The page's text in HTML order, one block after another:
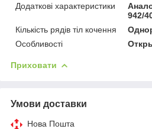
Додаткові характеристики
942/
Кількість рядів тіл кочення
Особливості
Приховати
Умови доставки
Нова Пошта